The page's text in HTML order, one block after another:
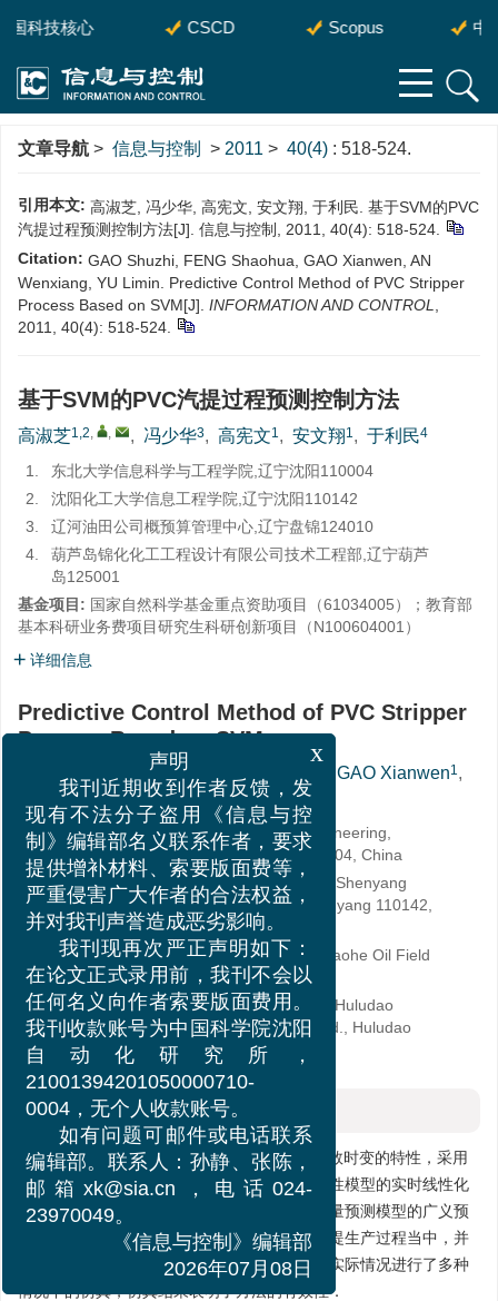
科技核心 CSCD Scopus 中
文章导航 > 信息与控制 > 2011 > 40(4) : 518-524.
引用本文: 高淑芝, 冯少华, 高宪文, 安文翔, 于利民. 基于SVM的PVC
汽提过程预测控制方法[J]. 信息与控制, 2011, 40(4): 518-524.
Citation: GAO Shuzhi, FENG Shaohua, GAO Xianwen, AN
Wenxiang, YU Limin. Predictive Control Method of PVC Stripper
Process Based on SVM[J]. INFORMATION AND CONTROL
2011, 40(4): 518-524.
基于SVM的PVC汽提过程预测控制方法
高淑芝1,2, , , 冯少华3, 高宪文1, 安文翔1, 于利民4
1.
东北大学信息科学与工程学院,辽宁沈阳110004
2.
沈阳化工大学信息工程学院,辽宁沈阳110142
3.
辽河油田公司概预算管理中心,辽宁盘锦124010
4.
葫芦岛锦化化工工程设计有限公司技术工程部,辽宁葫芦
岛125001
基金项目: 国家自然科学基金重点资助项目（61034005）；教育部
基本科研业务费项目研究生科研创新项目（N100604001）
详细信息
Predictive Control Method of PVC Stripper
Process Based on SVM
, , GAO Xianwen1,
AN Wenxiang1, YU Limin4
1.
College of Information Science and Engineering,
Northeastern University, Shenyang 110004, China
2.
College of Information and Engineering, Shenyang
University of Chemical Technology, Shenyang 110142,
China
General Budget Management Center, Liaohe Oil Field
Corporation, Panjin 124010, China
4.
Department of Technology Engineering, Huludao
JinHua Chemical Engineering Design Ltd., Huludao
125001, China
摘要
摘要:针对汽提塔温度控制系统的非线性和参数时变的特性，采用
支持向量机对汽提塔温度进行建模，结合非线性模型的实时线性化
和广义预测控制隐式算法，提出了基于支持向量预测模型的广义预
测控制算法．同时将该算法应用到聚氯乙烯汽提生产过程当中，并
将模型在线校正和误差反馈校正相结合，根据实际情况进行了多种
情况下的仿真，仿真结果表明了方法的有效性．
x
声明
我刊近期收到作者反馈，发
现有不法分子盗用《信息与控
制》编辑部名义联系作者，要求
提供增补材料、索要版面费等，
严重侵害广大作者的合法权益，
并对我刊声誉造成恶劣影响。
我刊现再次严正声明如下：
在论文正式录用前，我刊不会以
任何名义向作者索要版面费用。
我刊收款账号为中国科学院沈阳
自动化研究所，
21001394201050000710-
0004，无个人收款账号。
如有问题可邮件或电话联系
编辑部。联系人：孙静、张陈，
邮箱xk@sia.cn，电话024-
23970049。
《信息与控制》编辑部
2026年07月08日